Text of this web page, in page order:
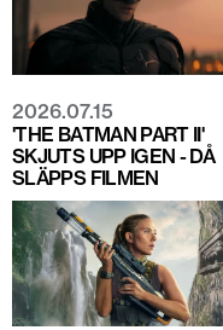
2026.07.15
'THE BATMAN PART II'
SKJUTS UPP IGEN - DÅ
SLÄPPS FILMEN